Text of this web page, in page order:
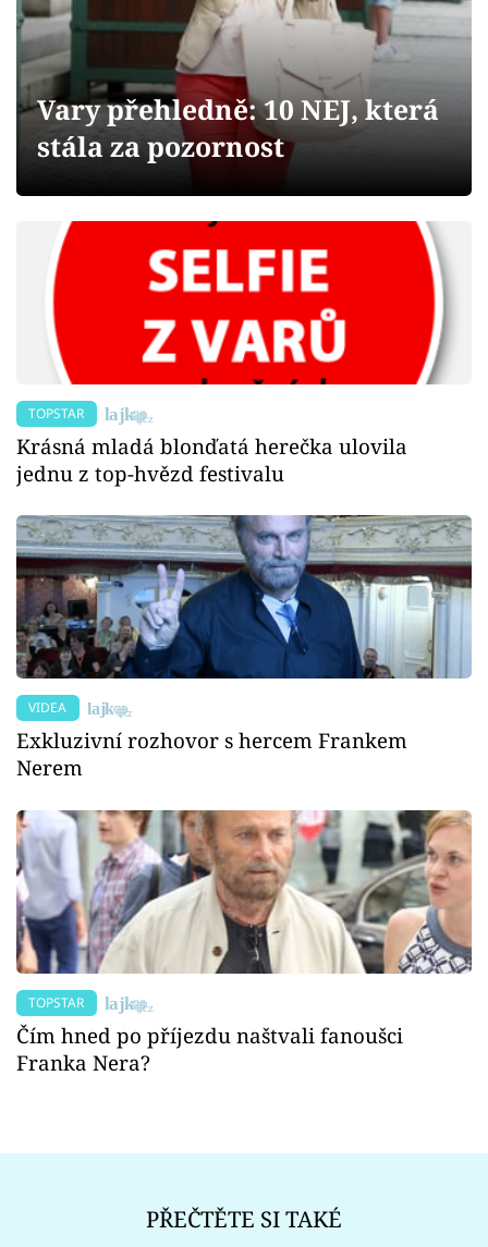
Videa
Sledujte prima+
Sledujte nás
Vary přehledně: 10 NEJ, která
stála za pozornost
TOPSTAR
Krásná mladá blonďatá herečka ulovila
jednu z top-hvězd festivalu
VIDEA
Exkluzivní rozhovor s hercem Frankem
Nerem
TOPSTAR
Čím hned po příjezdu naštvali fanoušci
Franka Nera?
PŘEČTĚTE SI TAKÉ